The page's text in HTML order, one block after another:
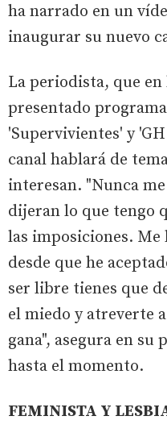
ha narrado en un
inaugurar su nuevo
La periodista, que
presentado
'Supervivientes' y
canal hablará de
interesan. "Nunca
dijeran lo que tengo
las imposiciones.
desde que he
ser libre tienes que
el miedo y atreverte
gana", asegura en
hasta el momento.
FEMINISTA Y